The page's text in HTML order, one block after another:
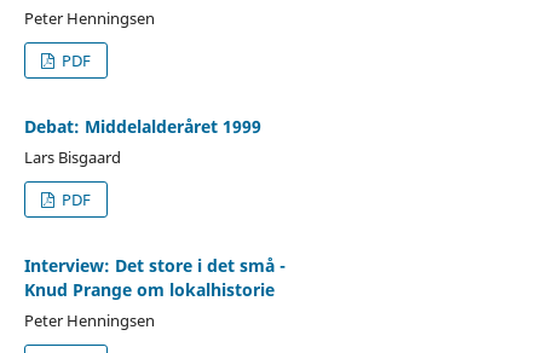
Peter Henningsen
PDF
Debat: Middelalderåret 1999
Lars Bisgaard
PDF
Interview: Det store i det små -
Knud Prange om lokalhistorie
Peter Henningsen